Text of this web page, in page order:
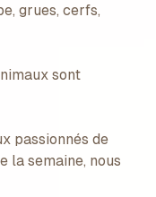
grues, cerfs,
sont
passionnés de
la semaine, nous